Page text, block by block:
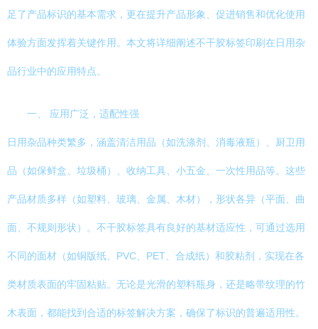
足了产品标识的基本需求，更在提升产品形象、促进销售和优化使用
体验方面发挥着关键作用。本文将详细阐述不干胶标签印刷在日用杂
品行业中的应用特点。
一、 应用广泛，适配性强
日用杂品种类繁多，涵盖清洁用品（如洗涤剂、消毒液瓶）、厨卫用
品（如保鲜盒、垃圾桶）、收纳工具、小五金、一次性用品等。这些
产品材质多样（如塑料、玻璃、金属、木材），形状各异（平面、曲
面、不规则形状）。不干胶标签具有良好的基材适应性，可通过选用
不同的面材（如铜版纸、PVC、PET、合成纸）和胶粘剂，实现在各
类材质表面的牢固粘贴。无论是光滑的塑料瓶身，还是略带纹理的竹
木表面，都能找到合适的标签解决方案，确保了标识的普遍适用性。